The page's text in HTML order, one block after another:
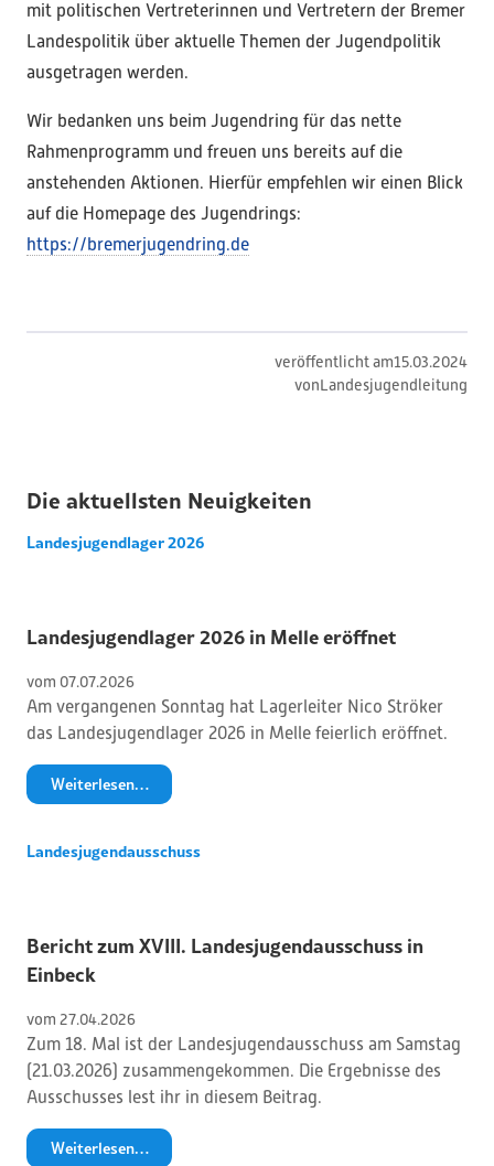
mit politischen Vertreterinnen und Vertretern der Bremer
Landespolitik über aktuelle Themen der Jugendpolitik
ausgetragen werden.
Wir bedanken uns beim Jugendring für das nette
Rahmenprogramm und freuen uns bereits auf die
anstehenden Aktionen. Hierfür empfehlen wir einen Blick
auf die Homepage des Jugendrings:
https://bremerjugendring.de
veröffentlicht am15.03.2024
vonLandesjugendleitung
Die aktuellsten Neuigkeiten
Landesjugendlager 2026
Landesjugendlager 2026 in Melle eröffnet
vom 07.07.2026
Am vergangenen Sonntag hat Lagerleiter Nico Ströker
das Landesjugendlager 2026 in Melle feierlich eröffnet.
Weiterlesen…
Landesjugendausschuss
Bericht zum XVIII. Landesjugendausschuss in
Einbeck
vom 27.04.2026
Zum 18. Mal ist der Landesjugendausschuss am Samstag
(21.03.2026) zusammengekommen. Die Ergebnisse des
Ausschusses lest ihr in diesem Beitrag.
Weiterlesen…